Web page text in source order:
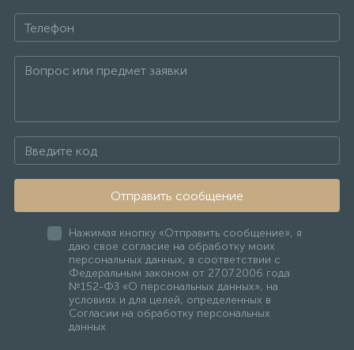
Отправить сообщение
Нажимая кнопку «Отправить сообщение», я
даю свое согласие на обработку моих
персональных данных, в соответствии с
Федеральным законом от 27.07.2006 года
№152-ФЗ «О персональных данных», на
условиях и для целей, определенных в
Согласии на обработку персональных
данных